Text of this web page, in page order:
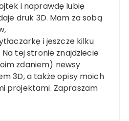
i naprawdę lubię
druk 3D. Mam za sobą
i jeszcze kilku
tej stronie znajdziecie
zdaniem) newsy
3D, a także opisy moich
projektami. Zapraszam